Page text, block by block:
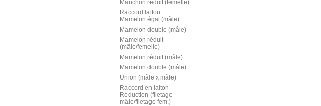
Manchon réduit (femelle)
Raccord laiton
Mamelon égal (mâle)
Mamelon double (mâle)
Mamelon réduit
(mâle/femelle)
Mamelon réduit (mâle)
Mamelon double (mâle)
Union (mâle x mâle)
Raccord en laiton
Réduction (filetage
mâle/filetage fem.)